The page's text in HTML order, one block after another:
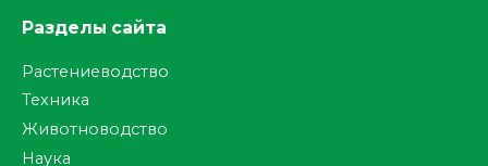
Разделы сайта
Растениеводство
Техника
Животноводство
Наука